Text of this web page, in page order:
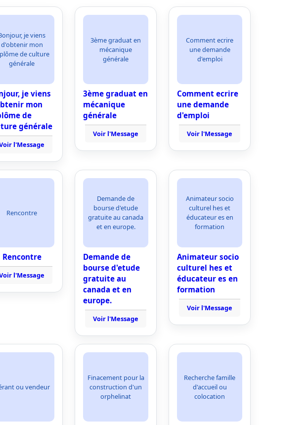
je viens
d'obtenir mon
de culture
générale
je viens
mon
de
générale
l'Message
3ème graduat en
mécanique
générale
3ème graduat en
mécanique
générale
Voir l'Message
Comment ecrire
une demande
d'emploi
Comment ecrire
une demande
d'emploi
Voir l'Message
Rencontre
Rencontre
l'Message
Demande de
bourse d'etude
gratuite au canada
et en europe.
Demande de
bourse d'etude
gratuite au
canada et en
europe.
Voir l'Message
Animateur socio
culturel hes et
éducateur es en
formation
Animateur socio
culturel hes et
éducateur es en
formation
Voir l'Message
ou vendeur
Finacement pour la
construction d'un
orphelinat
Recherche famille
d'accueil ou
colocation